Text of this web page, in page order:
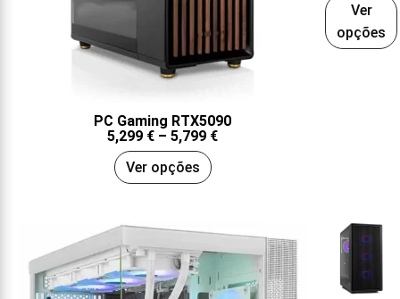
PC Gaming RTX5090
5,299 € – 5,799 €
Ver opções
Ver
opções